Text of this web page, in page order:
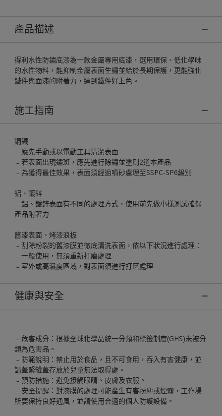
產品描述
得利水性防鏽底漆為一款金屬專用底漆，選用環保、低化學味
的水性物料，能抑制金屬表面生鏽並給於長期保護，更能強化
鐵件與面漆的附著力，達到鐵件好上色。
施工指南
鋼鐵
﹣應先手動或以電動工具清潔表面
﹣若表面出現鏽斑，應先進行除鏽並塗刷2道本產品
﹣為獲得最佳效果，表面須經過噴砂處理至SSPC-SP6級別
鋁、鍍鋅
﹣鋁、鍍鋅表面有不同的處理方式，使用前先做小樣測試確保
產品附著力
舊漆表面、烤漆浪板
﹣刮除粉裂的舊漆膜並徹底清洗表面，依以下狀況進行處理：
﹣一般使用，無須重新打磨處理
﹣室外或高濕度區域，對表面須進行打磨處理
健康與安全
﹣危害成分：根據全球化學品統一分類和標籤制度(GHS)未被分
類為危害品。
﹣防範說明：禁止用於食品，且不可食用，吞入有害健康，並
請蓋緊罐蓋存放於兒童無法取得處。
﹣預防措施：避免接觸眼睛、皮膚及衣服。
﹣安全提醒：對漆膜的處理可能產生有害粉塵或煙霧，工作場
所要保持良好通風，並請使用合適的個人防護設備。